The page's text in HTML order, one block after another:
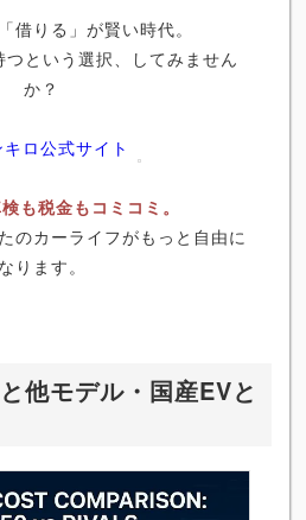
借りる」が賢い時代。
つという選択、してみません
か？
ロ公式サイト
も税金もコミコミ。
のカーライフがもっと自由に
なります。
他モデル・国産EVと